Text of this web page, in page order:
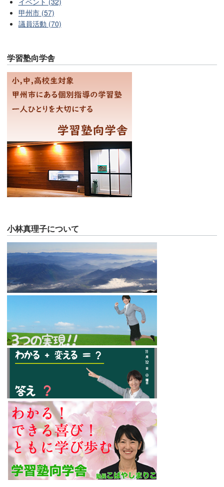
甲州市 (57)
議員活動 (70)
学習塾向学舎
小林真理子について